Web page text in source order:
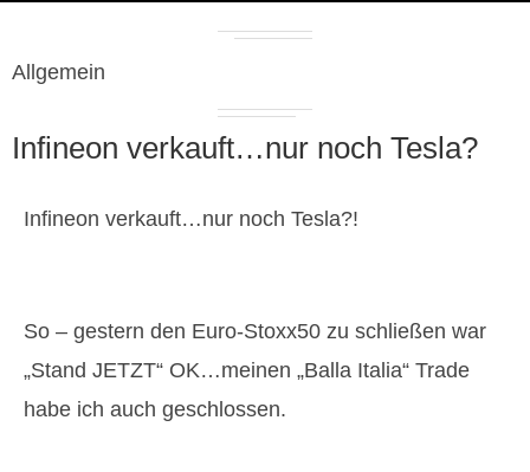
Allgemein
Infineon verkauft…nur noch Tesla?
Infineon verkauft…nur noch Tesla?!
So – gestern den Euro-Stoxx50 zu schließen war
„Stand JETZT“ OK…meinen „Balla Italia“ Trade
habe ich auch geschlossen.